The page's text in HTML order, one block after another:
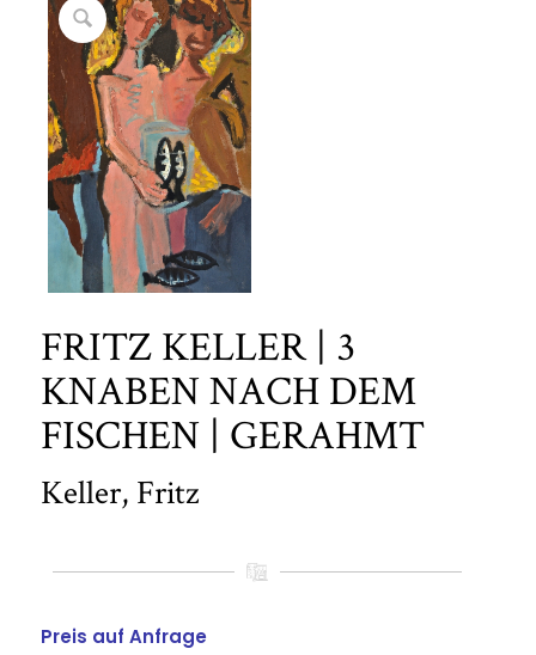
FRITZ KELLER | 3
KNABEN NACH DEM
FISCHEN | GERAHMT
Keller, Fritz
Preis auf Anfrage